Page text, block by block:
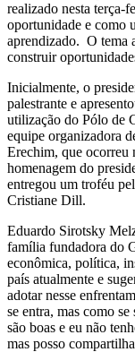
realizado nesta terça-
oportunidade e como
aprendizado. O tema
construir
Inicialmente, o
palestrante e
utilização do Pólo de
equipe organizadora
Erechim, que ocorreu
homenagem do
entregou um troféu
Cristiane Dill.
Eduardo Sirotsky
família fundadora do
econômica, política,
país atualmente e
adotar nesse
se entra, mas como
são boas e eu não
mas posso